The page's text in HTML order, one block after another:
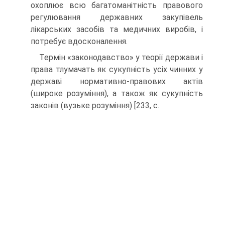
охоплює всю багатоманітність правового
регулювання державних закупівель
лікарських засобів та медичних виробів, і
потребує вдосконалення.
Термін «законодавство» у теорії держави і
права тлумачать як сукупність усіх чинних у
державі нормативно-правових актів
(широке розуміння), а також як сукупність
законів (вузьке розуміння) [233, с.